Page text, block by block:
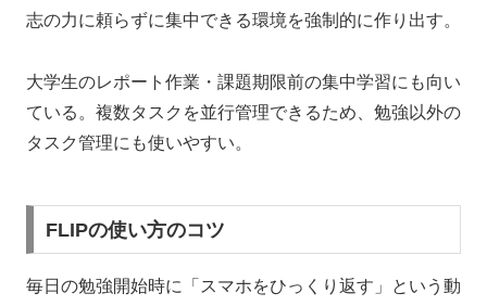
志の力に頼らずに集中できる環境を強制的に作り出す。
大学生のレポート作業・課題期限前の集中学習にも向い
ている。複数タスクを並行管理できるため、勉強以外の
タスク管理にも使いやすい。
FLIPの使い方のコツ
毎日の勉強開始時に「スマホをひっくり返す」という動